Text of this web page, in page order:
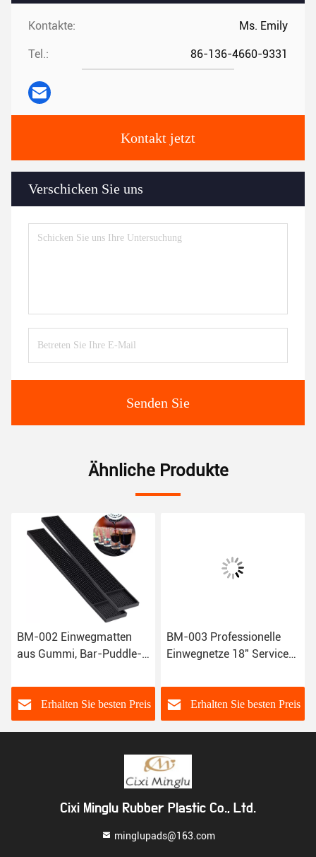
Kontakte: Ms. Emily
Tel.: 86-136-4660-9331
Kontakt jetzt
Verschicken Sie uns
Senden Sie
Ähnliche Produkte
BM-002 Einwegmatten
aus Gummi, Bar-Puddle-
Erhalten Sie besten Preis
BM-003 Professionelle
Einwegnetze 18" Service
Bierbar
Erhalten Sie besten Preis
Cixi Minglu Rubber Plastic Co., Ltd.
minglupads@163.com